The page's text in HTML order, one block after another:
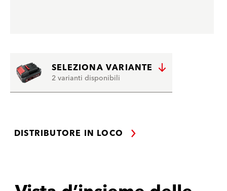
SELEZIONA VARIANTE
2 varianti disponibili
DISTRIBUTORE IN LOCO